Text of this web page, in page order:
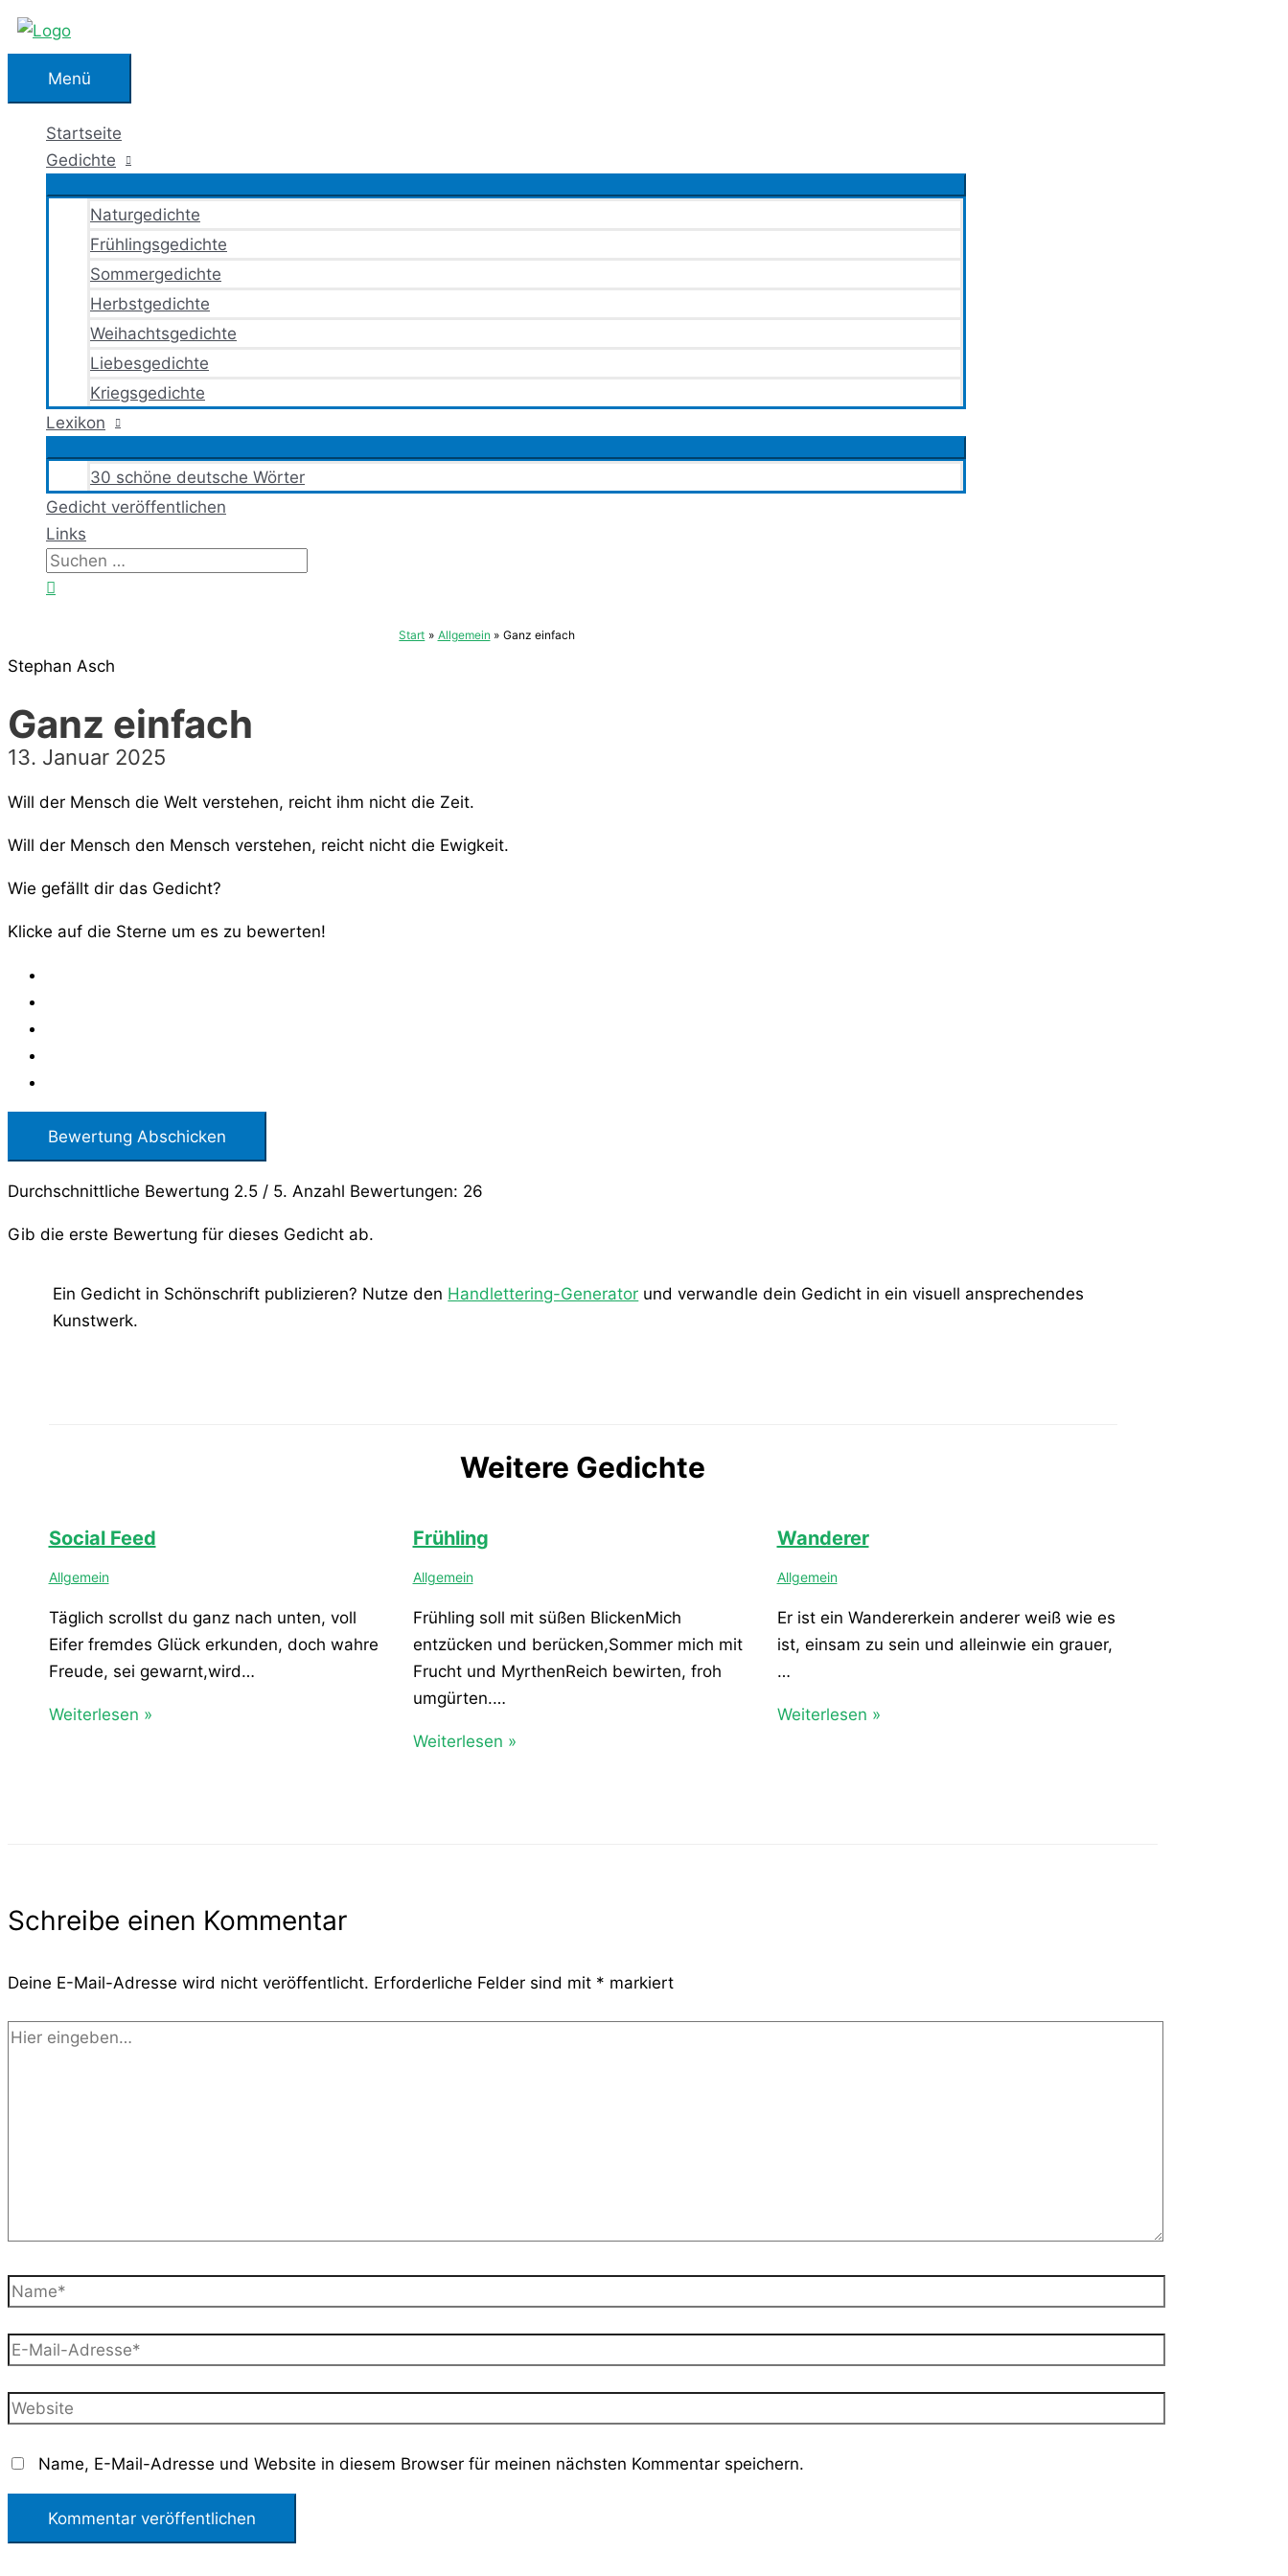
Zum
springenMenü
Menü
Startseite
Gedichte
Naturgedichte
Frühlingsgedichte
Sommergedichte
Herbstgedichte
Weihachtsgedichte
Liebesgedichte
Kriegsgedichte
Lexikon
30 schöne deutsche Wörter
Gedicht veröffentlichen
Links
Suchen
nach:
Start Allgemein Ganz einfach
Stephan Asch
Ganz einfach
13. Januar 2025
Will der Mensch die Welt verstehen, reicht ihm nicht die Zeit.
Will der Mensch den Mensch verstehen, reicht nicht die Ewigkeit.
Wie gefällt dir das Gedicht?
Klicke auf die Sterne um es zu bewerten!
Bewertung Abschicken
Durchschnittliche Bewertung 2.5 / 5. Anzahl Bewertungen: 26
Gib die erste Bewertung für dieses Gedicht ab.
Ein Gedicht in Schönschrift publizieren? Nutze den Handlettering-Generator und verwandle dein Gedicht in ein visuell ansprechendes
Kunstwerk.
Weitere Gedichte
Social Feed
Allgemein
Täglich scrollst du ganz nach unten, voll
Eifer fremdes Glück erkunden, doch wahre
Freude, sei gewarnt,wird…
Weiterlesen »
Frühling
Allgemein
Frühling soll mit süßen BlickenMich
entzücken und berücken,Sommer mich mit
Frucht und MyrthenReich bewirten, froh
umgürten.…
Weiterlesen »
Wanderer
Allgemein
Er ist ein Wandererkein anderer weiß wie es
ist, einsam zu sein und alleinwie ein grauer,
…
Weiterlesen »
Schreibe einen Kommentar
Deine E-Mail-Adresse wird nicht veröffentlicht. Erforderliche Felder sind mit * markiert
Hier
Name*
E-
Adresse*
Website
Name, E-Mail-Adresse und Website in diesem Browser für meinen nächsten Kommentar speichern.